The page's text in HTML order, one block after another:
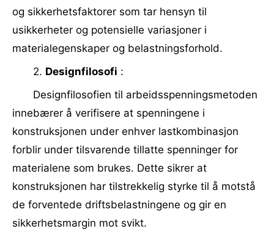
og sikkerhetsfaktorer som tar hensyn til
usikkerheter og potensielle variasjoner i
materialegenskaper og belastningsforhold.
2. Designfilosofi :
Designfilosofien til arbeidsspenningsmetoden
innebærer å verifisere at spenningene i
konstruksjonen under enhver lastkombinasjon
forblir under tilsvarende tillatte spenninger for
materialene som brukes. Dette sikrer at
konstruksjonen har tilstrekkelig styrke til å motstå
de forventede driftsbelastningene og gir en
sikkerhetsmargin mot svikt.